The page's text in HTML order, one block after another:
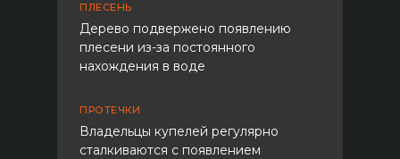
ПЛЕСЕНЬ
ПРОТЕЧКИ
Дерево подвержено появлению
плесени из-за постоянного
нахождения в воде
Владельцы купелей регулярно
сталкиваются с появлением